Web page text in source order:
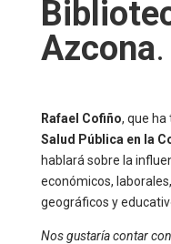
Azcona.
Rafael Cofiño, que ha
Salud Pública en la
hablará sobre la
económicos,
geográficos y
Nos gustaría contar